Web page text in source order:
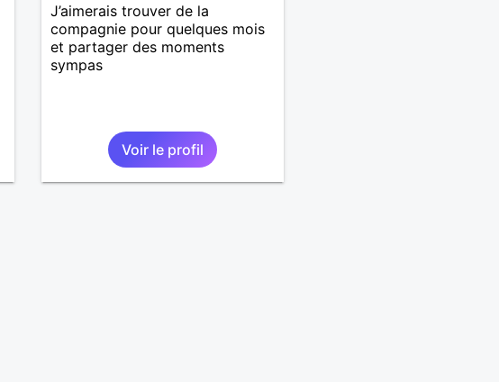
J’aimerais trouver de la
compagnie pour quelques mois
et partager des moments
sympas
Voir le profil